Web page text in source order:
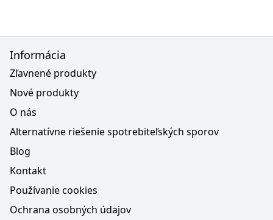
Informácia
Zľavnené produkty
Nové produkty
O nás
Alternatívne riešenie spotrebiteľských sporov
Blog
Kontakt
Používanie cookies
Ochrana osobných údajov